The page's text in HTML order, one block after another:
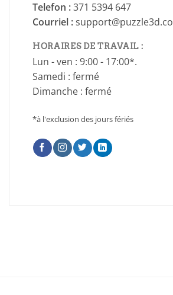
Telefon :371 5394 647
Courriel :support@puzzle3d.co
HORAIRES DE TRAVAIL :
Lun - ven : 9:00 - 17:00*.
Samedi : fermé
Dimanche : fermé
*à l'exclusion des jours fériés